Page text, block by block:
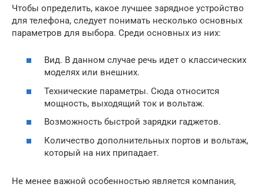
Чтобы определить, какое лучшее зарядное устройство
для телефона, следует понимать несколько основных
параметров для выбора. Среди основных из них:
Вид. В данном случае речь идет о классических
моделях или внешних.
Технические параметры. Сюда относится
мощность, выходящий ток и вольтаж.
Возможность быстрой зарядки гаджетов.
Количество дополнительных портов и вольтаж,
который на них припадает.
Не менее важной особенностью является компания,